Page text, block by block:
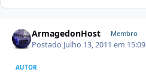
ArmagedonHost Membro
Postado Julho 13, 2011 em 15:09
AUTOR